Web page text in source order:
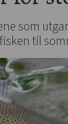
som
til